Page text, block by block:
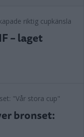
– laget
bronset: